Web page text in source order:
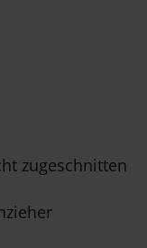
zugeschnitten